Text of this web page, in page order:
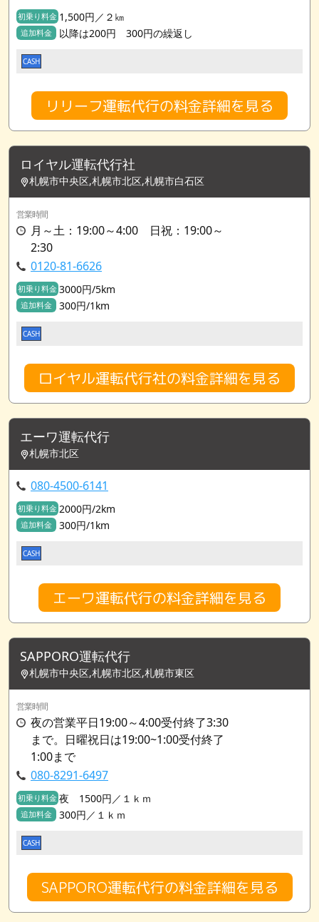
初乗り料金 1,500円／２㎞
追加料金 以降は200円 300円の繰返し
CASH
リリーフ運転代行の料金詳細を見る
ロイヤル運転代行社
札幌市中央区,札幌市北区,札幌市白石区
営業時間
月～土：19:00～4:00 日祝：19:00～
2:30
0120-81-6626
初乗り料金 3000円/5km
追加料金 300円/1km
CASH
ロイヤル運転代行社の料金詳細を見る
エーワ運転代行
札幌市北区
080-4500-6141
初乗り料金 2000円/2km
追加料金 300円/1km
CASH
エーワ運転代行の料金詳細を見る
SAPPORO運転代行
札幌市中央区,札幌市北区,札幌市東区
営業時間
夜の営業平日19:00～4:00受付終了3:30
まで。日曜祝日は19:00~1:00受付終了
1:00まで
080-8291-6497
初乗り料金 夜 1500円／１ｋｍ
追加料金 300円／１ｋｍ
CASH
SAPPORO運転代行の料金詳細を見る